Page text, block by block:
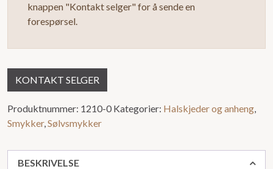
knappen "Kontakt selger" for å sende en
forespørsel.
KONTAKT SELGER
Produktnummer: 1210-0 Kategorier: Halskjeder og anheng,
Smykker,Sølvsmykker
BESKRIVELSE